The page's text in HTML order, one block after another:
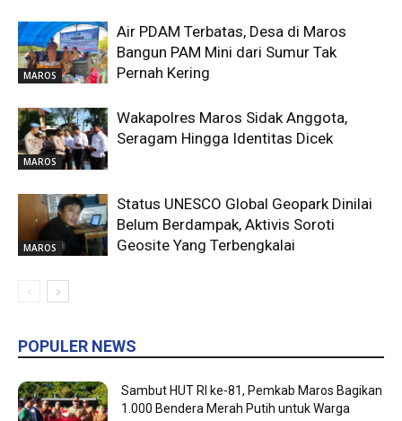
MAROS
Air PDAM Terbatas, Desa di Maros
Bangun PAM Mini dari Sumur Tak
Pernah Kering
MAROS
Wakapolres Maros Sidak Anggota,
Seragam Hingga Identitas Dicek
MAROS
Status UNESCO Global Geopark Dinilai
Belum Berdampak, Aktivis Soroti
Geosite Yang Terbengkalai
POPULER NEWS
Sambut HUT RI ke-81, Pemkab Maros Bagikan
1.000 Bendera Merah Putih untuk Warga